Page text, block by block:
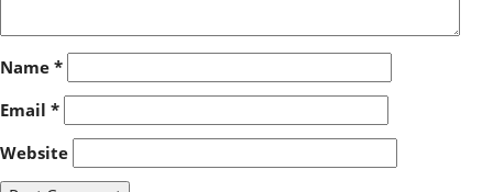
Name *
Email *
Website